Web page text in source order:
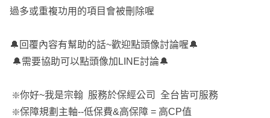
成為為意外重點。
🚑癌症
健保放化療副作用非常高，有許多高額、自費的化療、放
療，能夠更精準的針對癌細胞，
過多或重複功用的項目會被刪除喔
🔔回覆內容有幫助的話~歡迎點頭像討論喔🔔
🔔需要協助可以點頭像加LINE討論🔔
❇️你好~我是宗翰 服務於保經公司 全台皆可服務
❇️保障規劃主軸--低保費&高保障 = 高CP值